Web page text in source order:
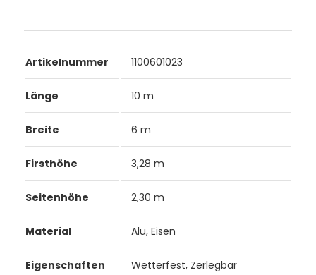
Artikelnummer 1100601023
Länge 10 m
Breite 6 m
Firsthöhe 3,28 m
Seitenhöhe 2,30 m
Material Alu, Eisen
Eigenschaften Wetterfest, Zerlegbar